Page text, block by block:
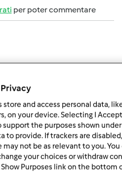
per poter commentare
#5
di riceverla ed a spacciarla a
già le mani pronte per
store and access personal data,
on your device. Selecting I
the purposes shown
to provide. If trackers are
not be as relevant to you. You
your choices or withdraw
Purposes link on the bottom